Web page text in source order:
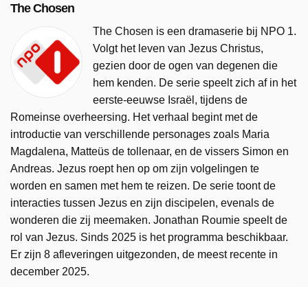
The Chosen
The Chosen is een dramaserie bij NPO 1.
Volgt het leven van Jezus Christus,
gezien door de ogen van degenen die
hem kenden. De serie speelt zich af in het
eerste-eeuwse Israël, tijdens de
Romeinse overheersing. Het verhaal begint met de
introductie van verschillende personages zoals Maria
Magdalena, Matteüs de tollenaar, en de vissers Simon en
Andreas. Jezus roept hen op om zijn volgelingen te
worden en samen met hem te reizen. De serie toont de
interacties tussen Jezus en zijn discipelen, evenals de
wonderen die zij meemaken. Jonathan Roumie speelt de
rol van Jezus. Sinds 2025 is het programma beschikbaar.
Er zijn 8 afleveringen uitgezonden, de meest recente in
december 2025.